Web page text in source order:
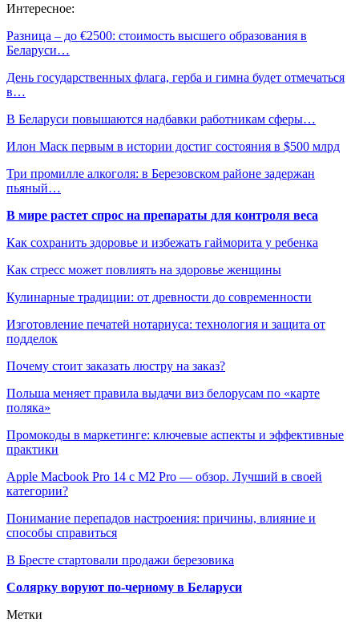
Интересное:
Разница – до €2500: стоимость высшего образования в
Беларуси…
День государственных флага, герба и гимна будет отмечаться
в…
В Беларуси повышаются надбавки работникам сферы…
Илон Маск первым в истории достиг состояния в $500 млрд
Три промилле алкоголя: в Березовском районе задержан
пьяный…
В мире растет спрос на препараты для контроля веса
Как сохранить здоровье и избежать гайморита у ребенка
Как стресс может повлиять на здоровье женщины
Кулинарные традиции: от древности до современности
Изготовление печатей нотариуса: технология и защита от
подделок
Почему стоит заказать люстру на заказ?
Польша меняет правила выдачи виз белорусам по «карте
поляка»
Промокоды в маркетинге: ключевые аспекты и эффективные
практики
Apple Macbook Pro 14 с M2 Pro — обзор. Лучший в своей
категории?
Понимание перепадов настроения: причины, влияние и
способы справиться
В Бресте стартовали продажи березовика
Солярку воруют по-черному в Беларуси
Метки